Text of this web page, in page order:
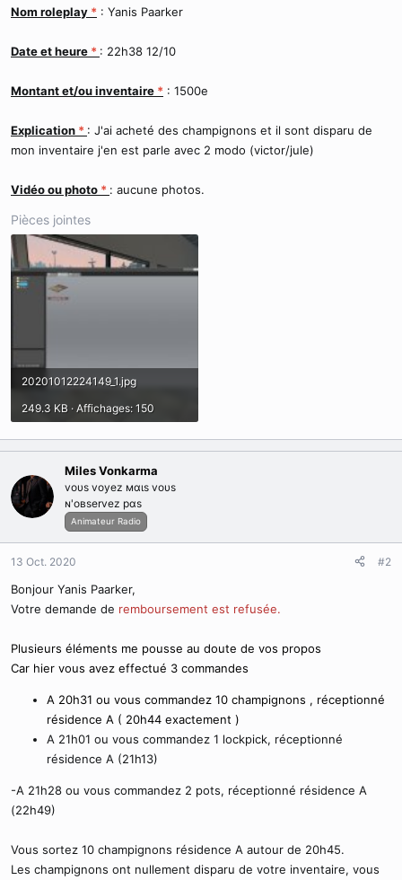
c
s
o
Nom roleplay * : Yanis Paarker
Date et heure * : 22h38 12/10
Montant et/ou inventaire * : 1500e
Explication * : J'ai acheté des champignons et il sont disparu de
mon inventaire j'en est parle avec 2 modo (victor/jule)
Vidéo ou photo * : aucune photos.
Pièces jointes
20201012224149_1.jpg
249.3 KB · Affichages: 150
Miles Vonkarma
voυѕ voyez мαιѕ voυѕ
ɴ'oвѕervez pαѕ
Animateur Radio
13 Oct. 2020 #2
Bonjour Yanis Paarker,
Votre demande de remboursement est refusée.
Plusieurs éléments me pousse au doute de vos propos
Car hier vous avez effectué 3 commandes
A 20h31 ou vous commandez 10 champignons , réceptionné
résidence A ( 20h44 exactement )
A 21h01 ou vous commandez 1 lockpick, réceptionné
résidence A (21h13)
-A 21h28 ou vous commandez 2 pots, réceptionné résidence A
(22h49)
Vous sortez 10 champignons résidence A autour de 20h45.
Les champignons ont nullement disparu de votre inventaire, vous